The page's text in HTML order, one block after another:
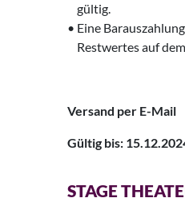
‍ gültig.
• Eine
Restwertes auf
Versand per E-Mail
Gültig bis:
STAGE